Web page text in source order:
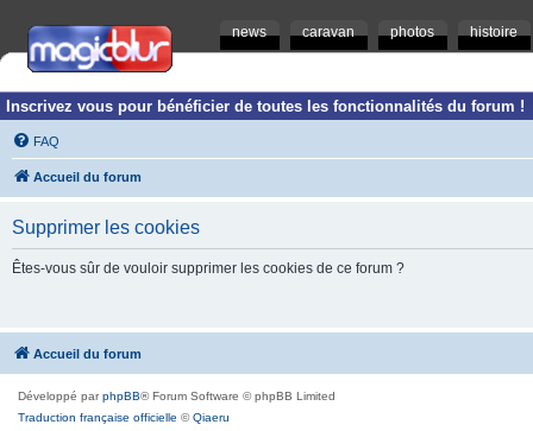
news caravan photos histoire
Inscrivez vous pour bénéficier de toutes les fonctionnalités du forum !
FAQ
Accueil du forum
Supprimer les cookies
Êtes-vous sûr de vouloir supprimer les cookies de ce forum ?
Accueil du forum
Développé parphpBB® Forum Software © phpBB Limited
Traduction française officielle ©Qiaeru